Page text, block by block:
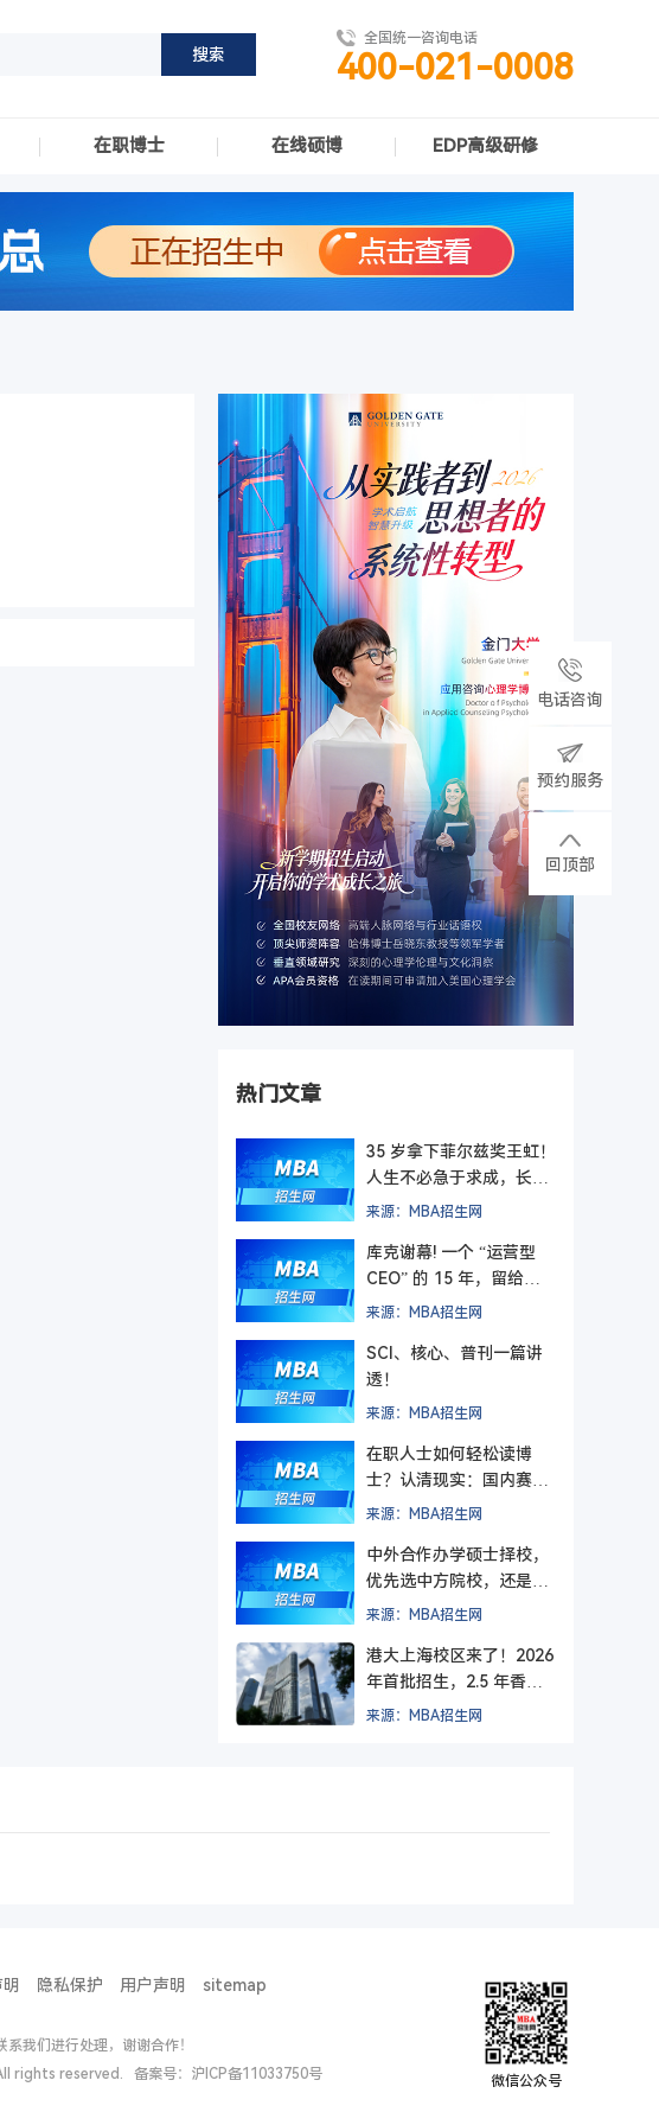
全国统一咨询电话
400-021-0008
在职博士 在线硕博 EDP高级研修
热门文章
35 岁拿下菲尔兹奖王虹！
人生不必急于求成，长期
主义终有回响
来源：MBA招生网
库克谢幕! 一个 “运营型
CEO” 的 15 年，留给管
理者的最后一课
来源：MBA招生网
SCI、核心、普刊一篇讲
透！
来源：MBA招生网
在职人士如何轻松读博
士？认清现实：国内赛道
难在入学，更难毕业
来源：MBA招生网
中外合作办学硕士择校，
优先选中方院校，还是外
方院校？
来源：MBA招生网
港大上海校区来了！2026
年首批招生，2.5 年香港
+ 1.5 年上海，毕业后拿
来源：MBA招生网
隐私保护 用户声明 sitemap
我们进行处理，谢谢合作！
rights reserved. 备案号：
沪ICP备11033750号 微信公众号
电话咨询
预约服务
回顶部